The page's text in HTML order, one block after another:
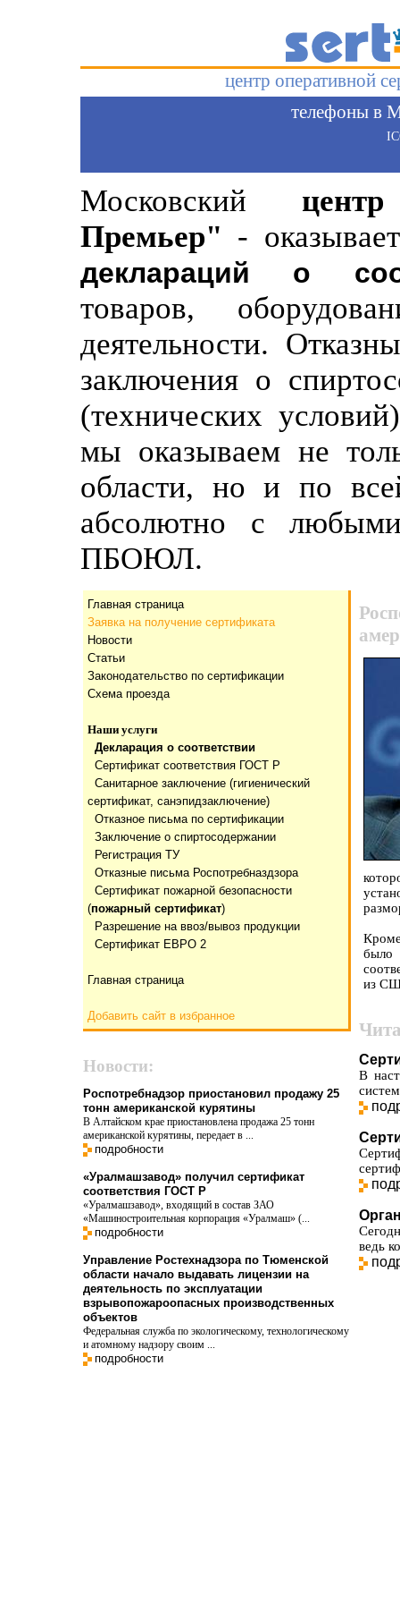
центр оперативной
телефоны в
Московский
Премьер" -
деклараций о
товаров,
деятельности.
заключения о
(технических
мы оказываем не
области, но и по
абсолютно с
ПБОЮЛ.
Главная страница
Заявка на получение сертификата
Новости
Статьи
Законодательство по сертификации
Схема проезда
Наши услуги
Декларация о соответствии
Сертификат соответствия ГОСТ Р
Санитарное заключение (гигиенический
сертификат, санэпидзаключение)
Отказнoе письма по сертификации
Заключение о спиртосодержании
Регистрация ТУ
Отказные письма Роспотребназдзора
Сертификат пожарной безопасности
(пожарный сертификат)
Разрешение на ввоз/вывоз продукции
Сертификат ЕВРО 2
Главная страница
Добавить сайт в избранное
Новости:
Роспотребнадзор приостановил продажу 25
тонн американской курятины
В Алтайском крае приостановлена продажа 25 тонн
американской курятины, передает в ...
подробности
«Уралмашзавод» получил сертификат
соответствия ГОСТ Р
«Уралмашзавод», входящий в состав ЗАО
«Машиностроительная корпорация «Уралмаш» (...
подробности
Управление Ростехнадзора по Тюменской
области начало выдавать лицензии на
деятельность по эксплуатации
взрывопожароопасных производственных
объектов
Федеральная служба по экологическому, технологическому
и атомному надзору своим ...
подробности
было
из
В
ведь